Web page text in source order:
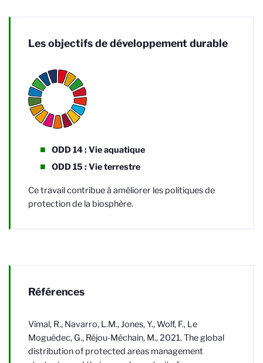
Les objectifs de développement durable
ODD 14 : Vie aquatique
ODD 15 : Vie terrestre
Ce travail contribue à améliorer les politiques de
protection de la biosphère.
Références
Vimal, R., Navarro, L.M., Jones, Y., Wolf, F., Le
Moguédec, G., Réjou-Méchain, M., 2021. The global
distribution of protected areas management